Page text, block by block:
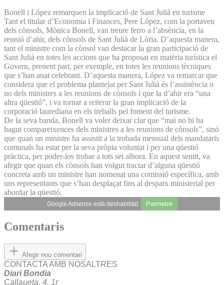
Bonell i López remarquen la implicació de Sant Julià en turisme
Tant el titular d’Economia i Finances, Pere López, com la portaveu
dels cònsols, Mònica Bonell, van treure ferro a l’absència, en la
reunió d’ahir, dels cònsols de Sant Julià de Lòria. D’aquesta manera,
tant el ministre com la cònsol van destacar la gran participació de
Sant Julià en totes les accions que ha proposat en matèria turística el
Govern, prenent part, per exemple, en totes les reunions tècniques
que s’han anat celebrant. D’aquesta manera, López va remarcar que
considera que el problema plantejat per Sant Julià és l’assistència o
no dels ministres a les reunions de cònsols i que la d’ahir era “una
altra qüestió”, i va tornar a reiterar la gran implicació de la
corporació laurediana en els treballs pel foment del turisme.
De la seva banda, Bonell va voler deixar clar que “mai no hi ha
hagut compareixences dels ministres a les reunions de cònsols”, sinó
que quan un ministre ha assistit a la trobada mensual dels mandataris
comunals ha estat per la seva pròpia voluntat i per una qüestió
pràctica, per poder-los trobar a tots set alhora. En aquest sentit, va
afegir que quan els cònsols han volgut tractar d’alguna qüestió
concreta amb un ministre han nomenat una comissió específica, amb
uns representants que s’han desplaçat fins al despatx ministerial per
abordar la qüestió.
Google Adsense està deshabilitat. Permetre
Comentaris
Afegir nou comentari
CONTACTA AMB NOSALTRES
Diari Bondia
Callaueta, 4, 1r